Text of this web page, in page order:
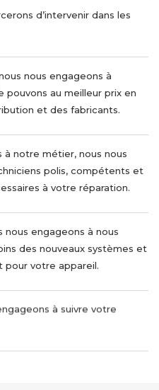
d’intervenir dans les
nous engageons à
pouvons au meilleur prix en
et des fabricants.
à notre métier, nous nous
polis, compétents et
à votre réparation.
nous engageons à nous
des nouveaux systèmes et
pour votre appareil.
à suivre votre